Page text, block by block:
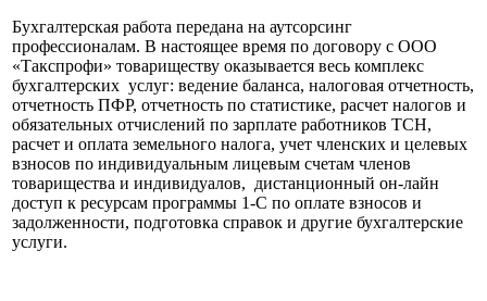
Бухгалтерская работа передана на аутсорсинг
профессионалам. В настоящее время по договору с ООО
«Такспрофи» товариществу оказывается весь комплекс
бухгалтерских услуг: ведение баланса, налоговая отчетность,
отчетность ПФР, отчетность по статистике, расчет налогов и
обязательных отчислений по зарплате работников ТСН,
расчет и оплата земельного налога, учет членских и целевых
взносов по индивидуальным лицевым счетам членов
товарищества и индивидуалов, дистанционный он-лайн
доступ к ресурсам программы 1-С по оплате взносов и
задолженности, подготовка справок и другие бухгалтерские
услуги.